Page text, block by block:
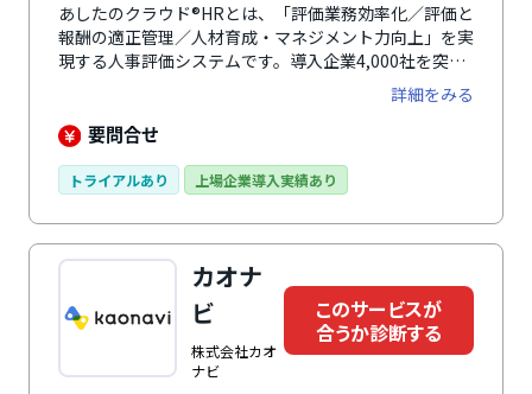
あしたのクラウド®HRとは、「評価業務効率化／評価と
報酬の適正管理／人材育成・マネジメント力向上」を実
現する人事評価システムです。導入企業4,000社を突
破・中小企業シェアNo.1※を誇り、受賞実績も豊富で
す。紙やエクセルでのアナログ管理の煩わしさを解消
し、テレワークやスマートフォンにも対応。人件費をリ
ン機能」や、「目標の自動添削機能」で経営者・管理職
ストップで提供する万全のサポート体制も魅力です。※
出典元: ※デロイト トーマツ ミック経済研究所株式会社
「HRTechクラウド市場の実態と展望2024年度版」
SMB向け人事・配置クラウド売上高より
詳細をみる
要問合せ
トライアルあり 上場企業導入実績あり
カオナ
ビ
株式会社カオ
ナビ
このサービスが
合うか診断する